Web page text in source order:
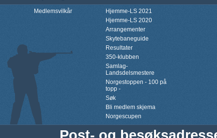
Medlemsvilkår
Hjemme-LS 2021
Hjemme-LS 2020
Arrangementer
Skytebaneguide
Resultater
350-klubben
Samlag-
Landsdelsmestere
Norgestoppen - 100 på
topp -
Søk
Bli medlem skjema
Norgescupen